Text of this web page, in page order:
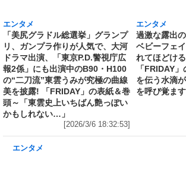
リ、ガンプラ作りが人気で、大河
ドラマ出演、「東京P.D.警視庁広
報2係」にも出演中のB90・H100
の“二刀流”東雲うみが究極の曲線
美を披露! 「FRIDAY」の表紙＆巻
頭～「東雲史上いちばん艶っぽい
かもしれない…」
[2026/3/6 18:32:53]
ベビーフェ
れてほどけ
「FRIDAY」
を伝う水滴
を呼び覚ま
エンタメ
「 #よーよーよー 」を脱